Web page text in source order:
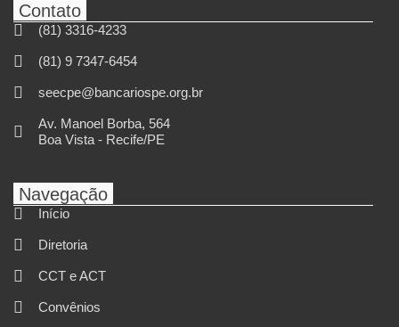
Contato
(81) 3316-4233
(81) 9 7347-6454
seecpe@bancariospe.org.br
Av. Manoel Borba, 564
Boa Vista - Recife/PE
Navegação
Início
Diretoria
CCT e ACT
Convênios